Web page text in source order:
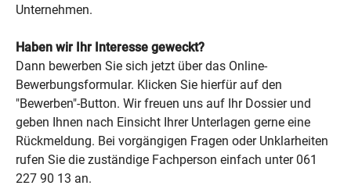
Unternehmen.
Haben wir Ihr Interesse geweckt?
Dann bewerben Sie sich jetzt über das Online-
Bewerbungsformular. Klicken Sie hierfür auf den
"Bewerben"-Button. Wir freuen uns auf Ihr Dossier und
geben Ihnen nach Einsicht Ihrer Unterlagen gerne eine
Rückmeldung. Bei vorgängigen Fragen oder Unklarheiten
rufen Sie die zuständige Fachperson einfach unter 061
227 90 13 an.